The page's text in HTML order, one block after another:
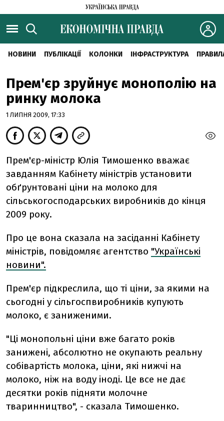
НОВИНИ ПУБЛІКАЦІЇ КОЛОНКИ ІНФРАСТРУКТУРА
Прем'єр зруйнує монополію на
ринку молока
1 ЛИПНЯ 2009, 17:33
Прем'єр-міністр Юлія Тимошенко вважає
завданням Кабінету міністрів установити
обґрунтовані ціни на молоко для
сільськогосподарських виробників до кінця
2009 року.
Про це вона сказала на засіданні Кабінету
міністрів, повідомляє агентство "Українські
новини".
Прем'єр підкреслила, що ті ціни, за якими на
сьогодні у сільгоспвиробників купують
молоко, є заниженими.
"Ці монопольні ціни вже багато років
занижені, абсолютно не окупають реальну
собівартість молока, ціни, які нижчі на
молоко, ніж на воду іноді. Це все не дає
десятки років підняти молочне
тваринництво", - сказала Тимошенко.